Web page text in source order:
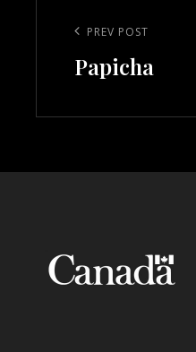
navigation
Previous
Post
PREV POST
Papicha